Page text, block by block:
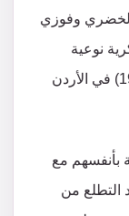
الخضري وفوزي
نوعية
للإخوان في معسكرات الشيوخ (1968-1970) في الأردن
بأنفسهم مع
التطلع من